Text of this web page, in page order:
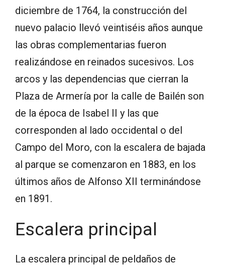
diciembre de 1764, la construcción del
nuevo palacio llevó veintiséis años aunque
las obras complementarias fueron
realizándose en reinados sucesivos. Los
arcos y las dependencias que cierran la
Plaza de Armería por la calle de Bailén son
de la época de Isabel II y las que
corresponden al lado occidental o del
Campo del Moro, con la escalera de bajada
al parque se comenzaron en 1883, en los
últimos años de Alfonso XII terminándose
en 1891.
Escalera principal
La escalera principal de peldaños de